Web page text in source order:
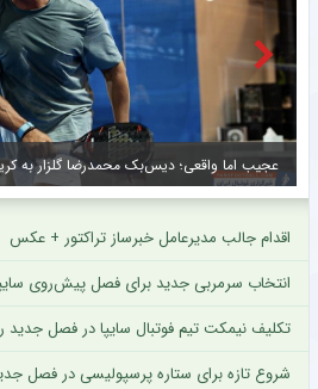
تقابل جالب دو ایرانی در لیگ عراق + عکس
اقدام جالب مدیرعامل خبرساز تراکتور + عکس
انتخاب سرمربی جدید برای فصل پیش‌روی
تکلیف نیمکت تیم فوتبال سایپا در فصل
شروع تازه برای ستاره پرسپولیسی در فصل